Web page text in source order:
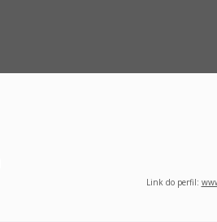
Link do perfil: